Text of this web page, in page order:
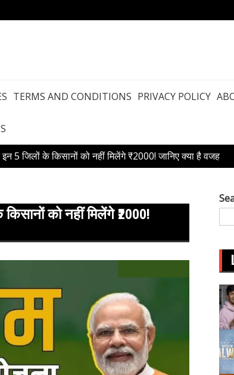
TERMS AND CONDITIONS PRIVACY POLICY
5 जिलों के किसानों को नहीं मिलेंगे ₹2000! जानिए क्या है वजह
को नहीं मिलेंगे ₹2000!